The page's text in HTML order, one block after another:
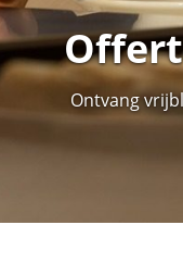
Waterkoelers
Ontvang